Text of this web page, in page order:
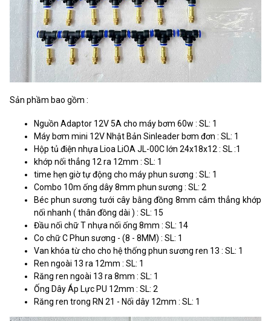
Sản phầm bao gồm :
Nguồn Adaptor 12V 5A cho máy bơm 60w : SL: 1
Máy bơm mini 12V Nhật Bản Sinleader bơm đơn : SL: 1
Hộp tủ điện nhựa Lioa LiOA JL-00C lớn 24x18x12 : SL :1
khớp nối thẳng 12 ra 12mm : SL: 1
time hẹn giờ tự động cho máy phun sương : SL: 1
Combo 10m ống dây 8mm phun sương : SL: 2
Béc phun sương tưới cây bằng đồng 8mm cắm thẳng khớp
nối nhanh ( thân đồng dài ) : SL: 15
Đầu nối chữ T nhựa nối ống 8mm : SL: 14
Co chữ C Phun sương - (8 - 8MM) : SL: 1
Van khóa từ cho cho hệ thống phun sương ren 13 : SL: 1
Ren ngoài 13 ra 12mm : SL: 1
Răng ren ngoài 13 ra 8mm : SL: 1
Ống Dây Áp Lực PU 12mm : SL: 2
Răng ren trong RN 21 - Nối dây 12mm : SL: 1